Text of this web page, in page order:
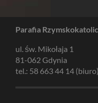
Parafia
ul. św. Mikołaja 1
81-062 Gdynia
tel.: 58 663 44 14 (biuro)